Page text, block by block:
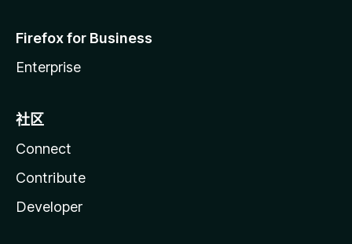
Firefox for Business
Enterprise
社区
Connect
Contribute
Developer